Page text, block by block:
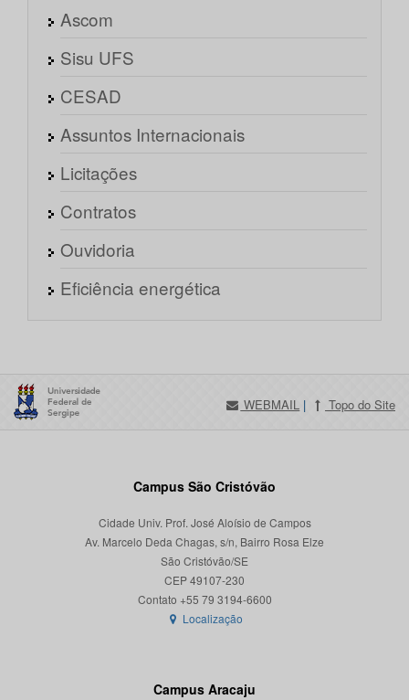
Ascom
Sisu UFS
CESAD
Assuntos Internacionais
Licitações
Contratos
Ouvidoria
Eficiência energética
WEBMAIL | Topo do Site
Campus São Cristóvão
Cidade Univ. Prof. José Aloísio de Campos
Av. Marcelo Deda Chagas, s/n, Bairro Rosa Elze
São Cristóvão/SE
CEP 49107-230
Localização
Campus Aracaju